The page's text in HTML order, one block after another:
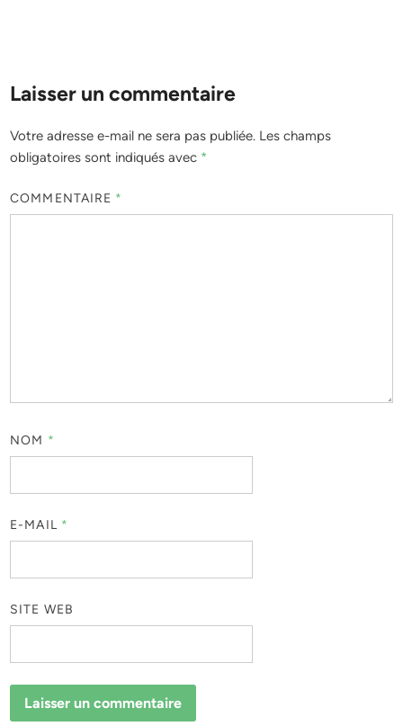
Laisser un commentaire
Votre adresse e-mail ne sera pas publiée. Les champs
obligatoires sont indiqués avec *
COMMENTAIRE *
NOM *
E-MAIL *
SITE WEB